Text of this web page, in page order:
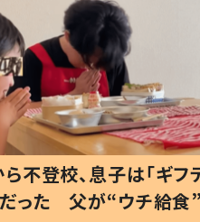
子は「ギフテ
“ウチ給食”を
ひ孫
が、抱